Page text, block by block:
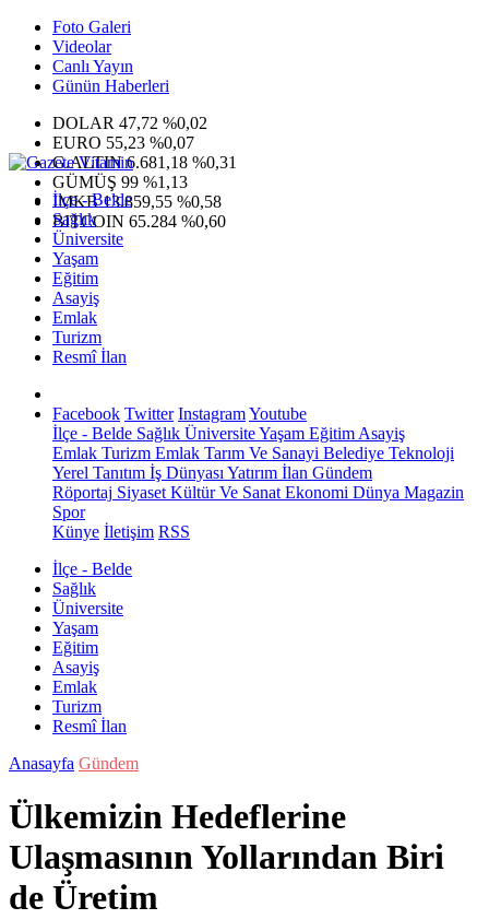
Foto Galeri
Videolar
Canlı Yayın
Günün Haberleri
DOLAR 47,72 %0,02
EURO 55,23 %0,07
G.ALTIN6.681,18 %0,31
GÜMÜŞ 99 %1,13
IMKB13.859,55 %0,58
BITCOIN 65.284 %0,60
İlçe - Belde
Sağlık
Üniversite
Yaşam
Eğitim
Asayiş
Emlak
Turizm
Resmî İlan
Facebook Twitter InstagramYoutube
İlçe - Belde Sağlık ÜniversiteYaşam Eğitim Asayiş
Emlak Turizm Emlak Tarım Ve Sanayi Belediye Teknoloji
Yerel Tanıtım İş Dünyası Yatırım İlan Gündem
Röportaj Siyaset Kültür Ve Sanat Ekonomi Dünya Magazin
Spor
Künye İletişim RSS
İlçe - Belde
Sağlık
Üniversite
Yaşam
Eğitim
Asayiş
Emlak
Turizm
Resmî İlan
Anasayfa Gündem
Ülkemizin Hedeflerine
Ulaşmasının Yollarından Biri
de Üretim